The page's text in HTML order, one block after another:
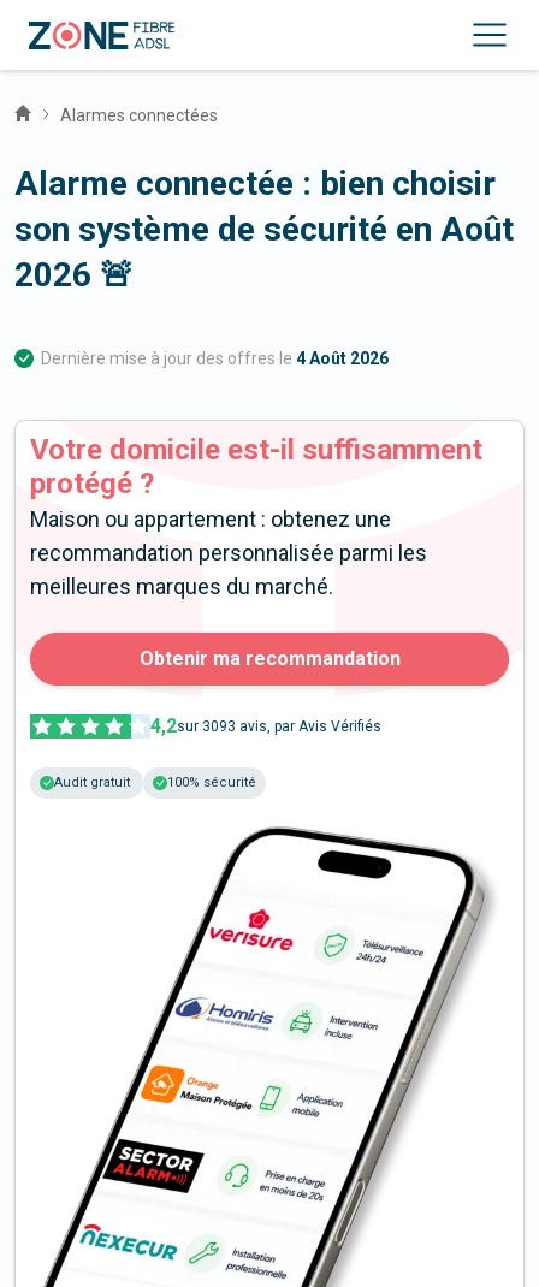
Alarmes connectées
Alarme connectée : bien choisir
son système de sécurité en Août
2026 🚨
Dernière mise à jour des offres le 4 Août 2026
Votre domicile est-il suffisamment
protégé ?
Maison ou appartement : obtenez une
recommandation personnalisée parmi les
meilleures marques du marché.
Obtenir ma recommandation
4,2sur 3093 avis, par Avis Vérifiés
Audit gratuit 100% sécurité